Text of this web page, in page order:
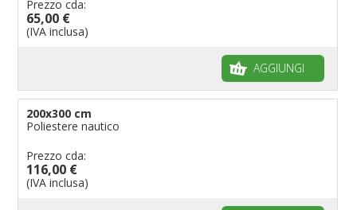
Prezzo cda:
65,00 €
(IVA inclusa)
AGGIUNGI
200x300 cm
Poliestere nautico
Prezzo cda:
116,00 €
(IVA inclusa)